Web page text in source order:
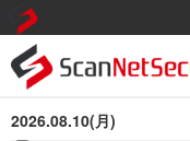
2026.08.10(月)